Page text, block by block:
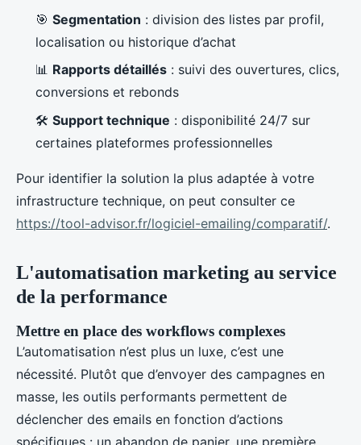
🎯 Segmentation : division des listes par profil,
localisation ou historique d’achat
📊 Rapports détaillés : suivi des ouvertures, clics,
conversions et rebonds
🛠️ Support technique : disponibilité 24/7 sur
certaines plateformes professionnelles
Pour identifier la solution la plus adaptée à votre
infrastructure technique, on peut consulter ce
https://tool-advisor.fr/logiciel-emailing/comparatif/.
L'automatisation marketing au service
de la performance
Mettre en place des workflows complexes
L’automatisation n’est plus un luxe, c’est une
nécessité. Plutôt que d’envoyer des campagnes en
masse, les outils performants permettent de
déclencher des emails en fonction d’actions
spécifiques : un abandon de panier, une première